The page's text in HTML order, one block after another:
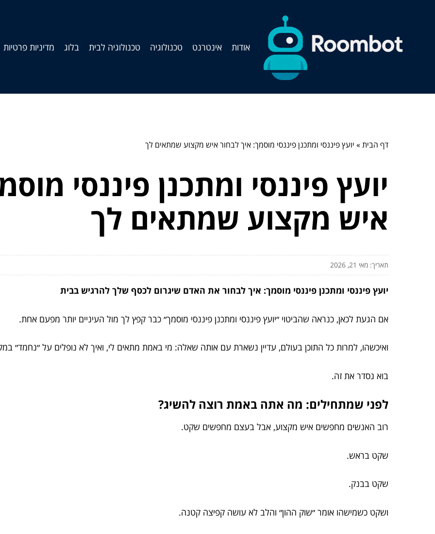
אודות אינטרנט טכנולוגיה טכנולוגיה לבית בלוג מדיניות פרטיות
דף הבית» יועץ פיננסי ומתכנן פיננסי מוסמך: איך לבחור איש מקצוע שמתאים לך
יועץ פיננסי ומתכנן פיננסי
איש מקצוע שמתאים לך
תאריך: מאי 21, 2026
יועץ פיננסי ומתכנן פיננסי מוסמך: איך לבחור את האדם שיגרום לכסף שלך להרגיש בבית
אם הגעת לכאן, כנראה שהביטוי ״יועץ פיננסי ומתכנן פיננסי מוסמך״ כבר קפץ לך מול העיניים יותר מפעם אחת.
ואיכשהו, למרות כל התוכן בעולם, עדיין נשארת עם אותה שאלה: מי באמת מתאים לי, ואיך לא נופלים על ״נחמד״
בוא נסדר את זה.
לפני שמתחילים: מה אתה באמת רוצה להשיג?
רוב האנשים מחפשים איש מקצוע, אבל בעצם מחפשים שקט.
שקט בראש.
שקט בבנק.
ושקט כשמישהו אומר ״שוק ההון״ והלב לא עושה קפיצה קטנה.